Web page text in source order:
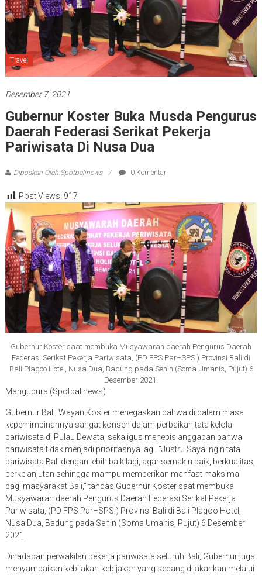
Travel
Desember 7, 2021
Gubernur Koster Buka Musda Pengurus
Daerah Federasi Serikat Pekerja
Pariwisata Di Nusa Dua
Diposkan Oleh:Spotbalinews 0 Komentar
Post Views: 917
Gubernur Koster saat membuka Musyawarah daerah Pengurus Daerah
Federasi Serikat Pekerja Pariwisata, (PD FPS Par–SPSI) Provinsi Bali di
Bali Plagoo Hotel, Nusa Dua, Badung pada Senin (Soma Umanis, Pujut) 6
Desember 2021.
Mangupura (Spotbalinews) –
Gubernur Bali, Wayan Koster menegaskan bahwa di dalam masa
kepemimpinannya sangat konsen dalam perbaikan tata kelola
pariwisata di Pulau Dewata, sekaligus menepis anggapan bahwa
pariwisata tidak menjadi prioritasnya lagi. “Justru Saya ingin tata
pariwisata Bali dengan lebih baik lagi, agar semakin baik, berkualitas,
berkelanjutan sehingga mampu memberikan manfaat maksimal
bagi masyarakat Bali,” tandas Gubernur Koster saat membuka
Musyawarah daerah Pengurus Daerah Federasi Serikat Pekerja
Pariwisata, (PD FPS Par–SPSI) Provinsi Bali di Bali Plagoo Hotel,
Nusa Dua, Badung pada Senin (Soma Umanis, Pujut) 6 Desember
2021.
Dihadapan perwakilan pekerja pariwisata seluruh Bali, Gubernur juga
menyampaikan kebijakan-kebijakan yang sedang dijakankan melalui